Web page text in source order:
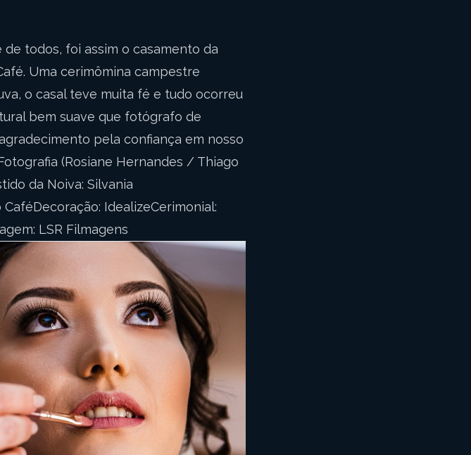
todos, foi assim o casamento da
Uma cerimômina campestre
o casal teve muita fé e tudo ocorreu
bem suave que fotógrafo de
pela confiança em nosso
(Rosiane Hernandes / Thiago
da Noiva: Silvania
IdealizeCerimonial:
LSR Filmagens